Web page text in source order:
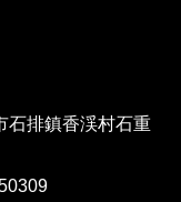
石排鎮香渓村石重